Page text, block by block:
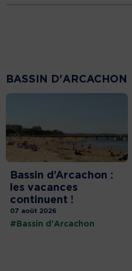
BASSIN D'ARCACHON
Bassin d’Arcachon :
les vacances
continuent !
07 août 2026
#Bassin d'Arcachon